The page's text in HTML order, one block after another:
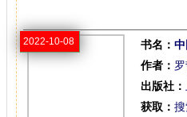
2022-10-08 书名：
作者：
出版社：
获取：